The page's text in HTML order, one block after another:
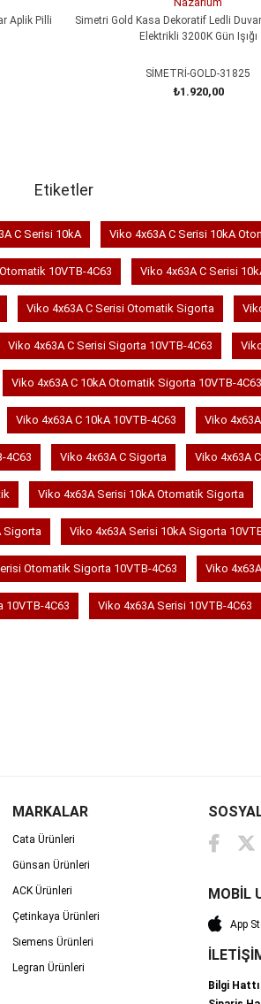
Aplik Pilli
Simetri Gold Kasa Dekoratif Ledli
Elektrikli 3200K Gün Işığı
SİMETRİ-GOLD-31825
₺1.920,00
Etiketler
C Serisi 10kA Viko 4x63A C Serisi 10kA
10VTB-4C63 Viko 4x63A C Serisi
Viko 4x63A C Serisi Otomatik Sigorta
Viko 4x63A C Serisi Sigorta 10VTB-4C63
Viko 4x63A C 10kA Otomatik Sigorta 10VTB-4C63
Viko 4x63A C 10kA 10VTB-4C63 Viko
4C63 Viko 4x63A C Sigorta Viko 4x63A
Viko 4x63A Serisi 10kA Otomatik Sigorta
Sigorta Viko 4x63A Serisi 10kA Sigorta
Otomatik Sigorta 10VTB-4C63 Viko
10VTB-4C63 Viko 4x63A Serisi 10VTB-4C63
MARKALAR
Cata Ürünleri
Günsan Ürünleri
ACK Ürünleri
Çetinkaya Ürünleri
Sıemens Ürünleri
Legran Ürünleri
MOBİL
App
Bilgi